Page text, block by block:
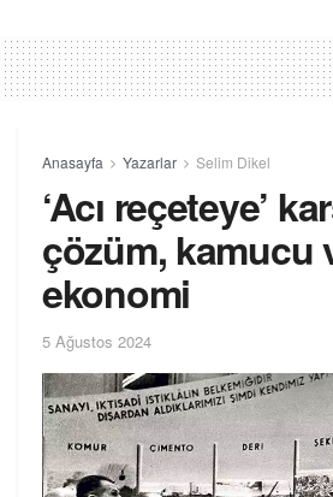
Anasayfa Yazarlar Selim Dikel
‘Acı reçeteye’
çözüm, kamucu
ekonomi
5 Ağustos 2024